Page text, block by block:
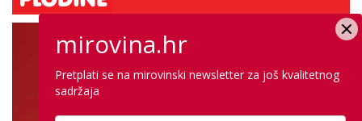
mirovina.hr
Pretplati se na mirovinski newsletter za još kvalitetnog
sadržaja